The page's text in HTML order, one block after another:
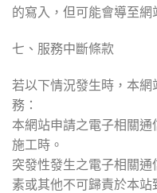
的寫入，但可能會導至網
七、服務中斷條款
若以下情況發生時，本
務：
本網站申請之電子相關
施工時。
突發性發生之電子相關
素或其他不可歸責於本站